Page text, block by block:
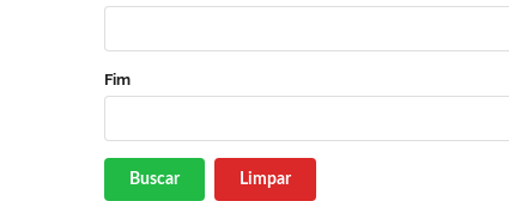
Fim
Buscar Limpar